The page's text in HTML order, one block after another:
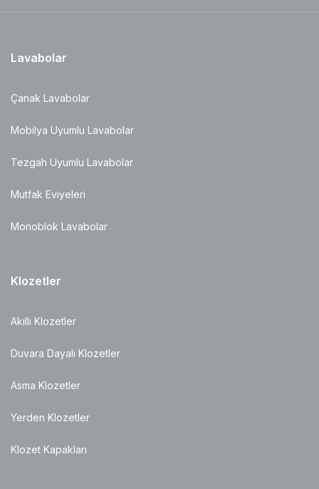
Lavabolar
Çanak Lavabolar
Mobilya Uyumlu Lavabolar
Tezgah Uyumlu Lavabolar
Mutfak Eviyeleri
Monoblok Lavabolar
Klozetler
Akıllı Klozetler
Duvara Dayalı Klozetler
Asma Klozetler
Yerden Klozetler
Klozet Kapakları